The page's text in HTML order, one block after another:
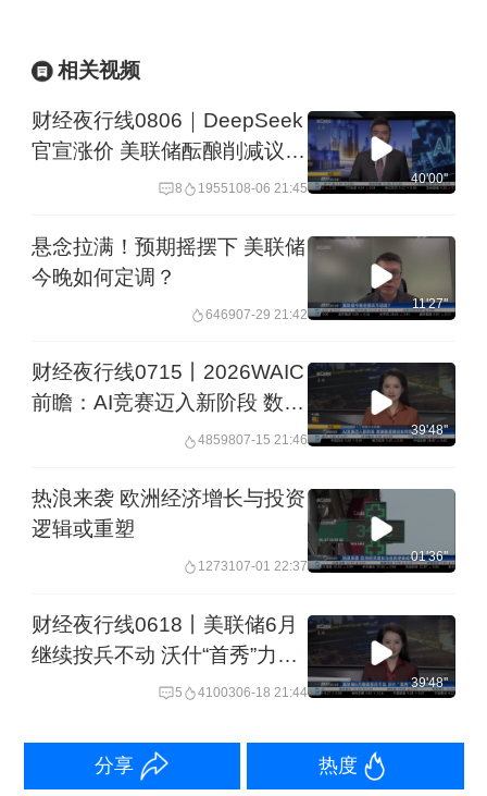
相关视频
财经夜行线0806｜DeepSeek
官宣涨价 美联储酝酿削减议息
8 1955108-06 21:45
40'00''
悬念拉满！预期摇摆下 美联储
今晚如何定调？
646907-29 21:42
11'27''
财经夜行线0715丨2026WAIC
前瞻：AI竞赛迈入新阶段 数据
基座建设如何筑牢智能时代根
4859807-15 21:46
39'48''
热浪来袭 欧洲经济增长与投资
逻辑或重塑
1273107-01 22:37
01'36''
财经夜行线0618丨美联储6月
继续按兵不动 沃什“首秀”力推
5 4100306-18 21:44
39'48''
分享 热度